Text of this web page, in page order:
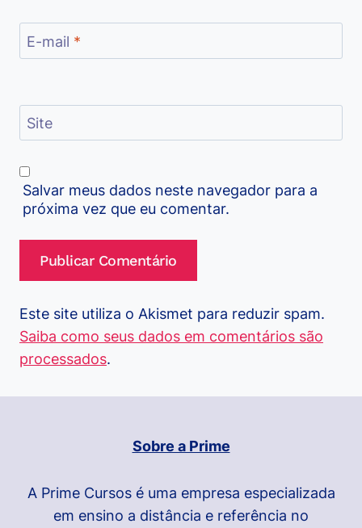
E-mail *
Site
Salvar meus dados neste navegador para a
próxima vez que eu comentar.
Este site utiliza o Akismet para reduzir spam.
Saiba como seus dados em comentários são
processados.
Sobre a Prime
A Prime Cursos é uma empresa especializada
em ensino a distância e referência no